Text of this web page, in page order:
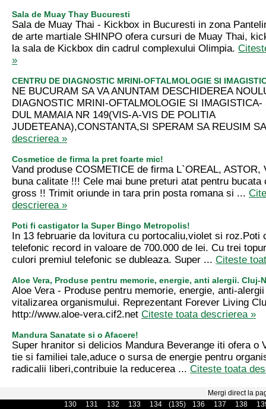
Sala de Muay Thay Bucuresti
Sala de Muay Thai - Kickbox in Bucuresti in zona
de arte martiale SHINPO ofera cursuri de Muay Thai,
la sala de Kickbox din cadrul complexului Olimpia.
»
CENTRU DE DIAGNOSTIC MRINI-OFTALMOLOGIE SI
NE BUCURAM SA VA ANUNTAM DESCHIDEREA
DIAGNOSTIC MRINI-OFTALMOLOGIE SI IMAGISTICA-
DUL MAMAIA NR 149(VIS-A-VIS DE POLITIA
JUDETEANA),CONSTANTA,SI SPERAM SA REUSIM
descrierea »
Cosmetice de firma la pret foarte mic!
Vand produse COSMETICE de firma L`OREAL, ASTOR,
buna calitate !!! Cele mai bune preturi atat pentru bucata
gross !! Trimit oriunde in tara prin posta romana si ...
descrierea »
Poti fi castigator la Super Bingo Metropolis!
In 13 februarie da lovitura cu portocaliu,violet si roz.Poti
telefonic record in valoare de 700.000 de lei. Cu trei
culori premiul telefonic se dubleaza. Super ... Citeste
Aloe Vera, Produse pentru memorie, energie, anti alergii. Cluj-
Aloe Vera - Produse pentru memorie, energie, anti-
vitalizarea organismului. Reprezentant Forever Living
http://www.aloe-vera.cif2.net Citeste toata descrierea »
Mandura Sanatate si o Afacere!
Super hranitor si delicios Mandura Beverange iti ofera o
tie si familiei tale,aduce o sursa de energie pentru
radicalii liberi,contribuie la reducerea ... Citeste toata
Mergi direct la
130
131 132 133 134 (135) 136 137 138